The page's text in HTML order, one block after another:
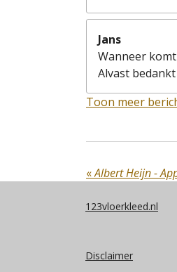
Jans
Wanneer
Alvast bedankt
Toon meer
«Albert Heijn -
123vloerkleed.nl
Disclaimer